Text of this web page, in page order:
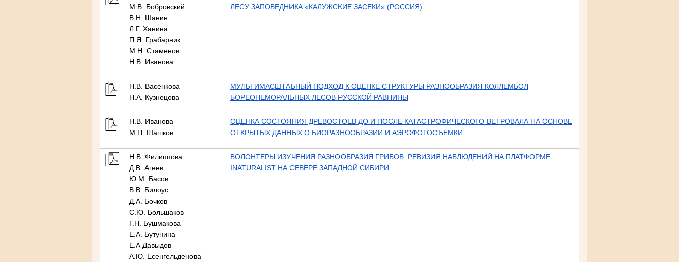
М.В. Бобровский
В.Н. Шанин
Л.Г. Ханина
П.Я. Грабарник
М.Н. Стаменов
Н.В. Иванова
ЛЕСУ ЗАПОВЕДНИКА «КАЛУЖСКИЕ ЗАСЕКИ» (РОССИЯ)
Н.В. Васенкова
Н.А. Кузнецова
МУЛЬТИМАСШТАБНЫЙ ПОДХОД К ОЦЕНКЕ СТРУКТУРЫ РАЗНООБРАЗИЯ КОЛЛЕМБОЛ
БОРЕОНЕМОРАЛЬНЫХ ЛЕСОВ РУССКОЙ РАВНИНЫ
Н.В. Иванова
М.П. Шашков
ОЦЕНКА СОСТОЯНИЯ ДРЕВОСТОЕВ ДО И ПОСЛЕ КАТАСТРОФИЧЕСКОГО ВЕТРОВАЛА НА ОСНОВЕ
ОТКРЫТЫХ ДАННЫХ О БИОРАЗНООБРАЗИИ И АЭРОФОТОСЪЕМКИ
Н.В. Филиппова
Д.В. Агеев
Ю.М. Басов
В.В. Билоус
Д.А. Бочков
С.Ю. Большаков
Г.Н. Бушмакова
Е.А. Бутунина
Е.А Давыдов
А.Ю. Есенгельденова
ВОЛОНТЕРЫ ИЗУЧЕНИЯ РАЗНООБРАЗИЯ ГРИБОВ: РЕВИЗИЯ НАБЛЮДЕНИЙ НА ПЛАТФОРМЕ
INATURALIST НА СЕВЕРЕ ЗАПАДНОЙ СИБИРИ